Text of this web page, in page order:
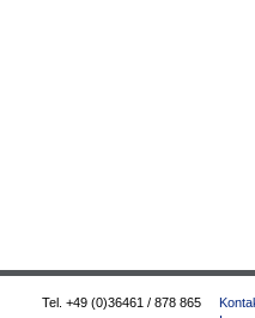
Tel. +49 (0)36461 / 878 865